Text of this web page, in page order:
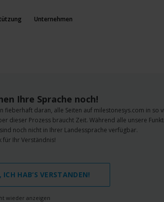
Unternehmen
Ihre Sprache noch!
fieberhaft daran, alle Seiten auf milestonesys.com in so
dieser Prozess braucht Zeit. Während alle unsere
noch nicht in Ihrer Landessprache verfügbar.
für Ihr Verständnis!
ICH HAB‘S VERSTANDEN!
wieder anzeigen